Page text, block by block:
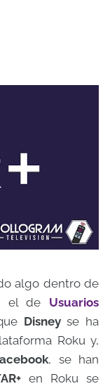
algo dentro de
el de Usuarios
Disneyse ha
Roku y,
, se han
en Roku se